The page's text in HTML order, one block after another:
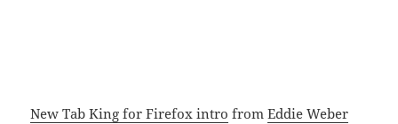
New Tab King for Firefox intro fromEddie Weber